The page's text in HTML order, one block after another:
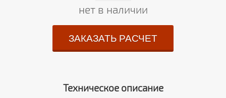
нет в наличии
ЗАКАЗАТЬ РАСЧЕТ
Техническое описание